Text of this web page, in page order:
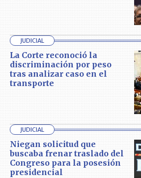
JUDICIAL
La Corte reconoció la
discriminación por peso
tras analizar caso en el
transporte
JUDICIAL
Niegan solicitud que
buscaba frenar traslado del
Congreso para la posesión
presidencial